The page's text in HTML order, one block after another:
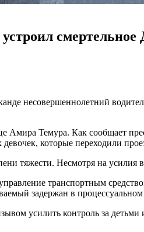
несовершеннолетний
Амира Темура. Как сообщает
которые переходили
тяжести. Несмотря на
транспортным
задержан в
усилить контроль за